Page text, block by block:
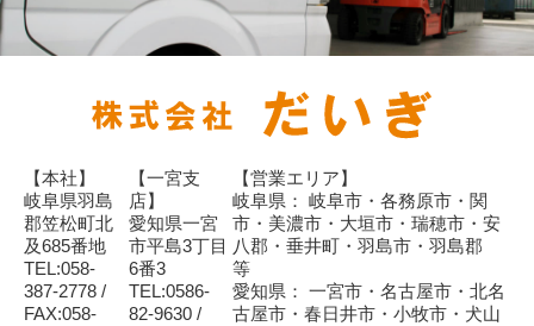
【本社】
岐阜県羽島
郡笠松町北
及685番地
TEL:058-
387-2778 /
FAX:058-
【一宮支
店】
愛知県一宮
市平島3丁目
6番3
TEL:0586-
82-9630 /
【営業エリア】
岐阜県： 岐阜市・各務原市・関
市・美濃市・大垣市・瑞穂市・安
八郡・垂井町・羽島市・羽島郡
等
愛知県： 一宮市・名古屋市・北名
古屋市・春日井市・小牧市・犬山